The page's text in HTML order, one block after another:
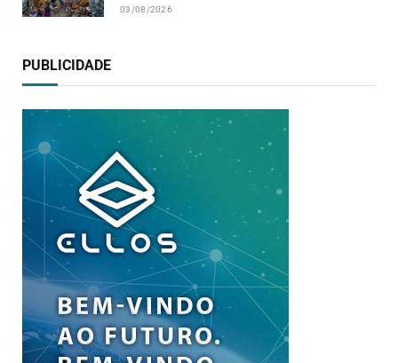
03/08/2026
PUBLICIDADE